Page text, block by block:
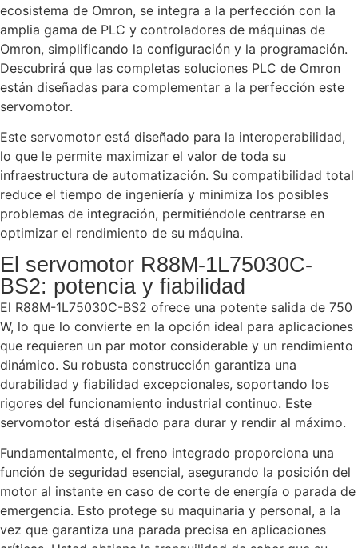
ecosistema de Omron, se integra a la perfección con la
amplia gama de PLC y controladores de máquinas de
Omron, simplificando la configuración y la programación.
Descubrirá que las completas soluciones PLC de Omron
están diseñadas para complementar a la perfección este
servomotor.
Este servomotor está diseñado para la interoperabilidad,
lo que le permite maximizar el valor de toda su
infraestructura de automatización. Su compatibilidad total
reduce el tiempo de ingeniería y minimiza los posibles
problemas de integración, permitiéndole centrarse en
optimizar el rendimiento de su máquina.
El servomotor R88M-1L75030C-
BS2: potencia y fiabilidad
El R88M-1L75030C-BS2 ofrece una potente salida de 750
W, lo que lo convierte en la opción ideal para aplicaciones
que requieren un par motor considerable y un rendimiento
dinámico. Su robusta construcción garantiza una
durabilidad y fiabilidad excepcionales, soportando los
rigores del funcionamiento industrial continuo. Este
servomotor está diseñado para durar y rendir al máximo.
Fundamentalmente, el freno integrado proporciona una
función de seguridad esencial, asegurando la posición del
motor al instante en caso de corte de energía o parada de
emergencia. Esto protege su maquinaria y personal, a la
vez que garantiza una parada precisa en aplicaciones